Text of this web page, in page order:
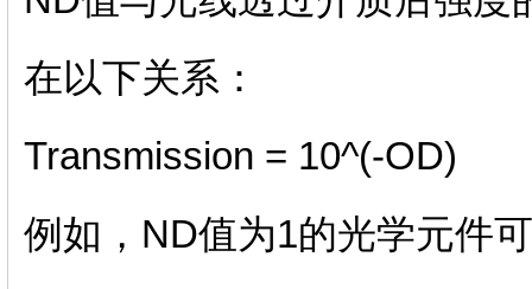
在以下关系：
Transmission = 10^(-OD)
例如，ND值为1的光学元件